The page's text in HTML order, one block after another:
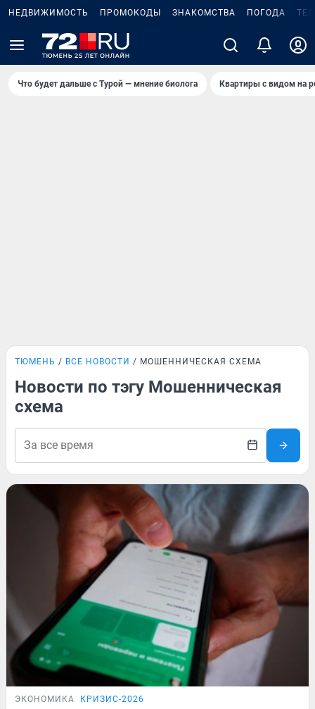
НЕДВИЖИМОСТЬ ПРОМОКОДЫ ЗНАКОМСТВА ПОГОДА
Что будет дальше с Турой — мнение биолога Квартиры с видом на
ТЮМЕНЬ ВСЕ НОВОСТИ МОШЕННИЧЕСКАЯ СХЕМА
Новости по тэгу Мошенническая
схема
ЭКОНОМИКА КРИЗИС-2026